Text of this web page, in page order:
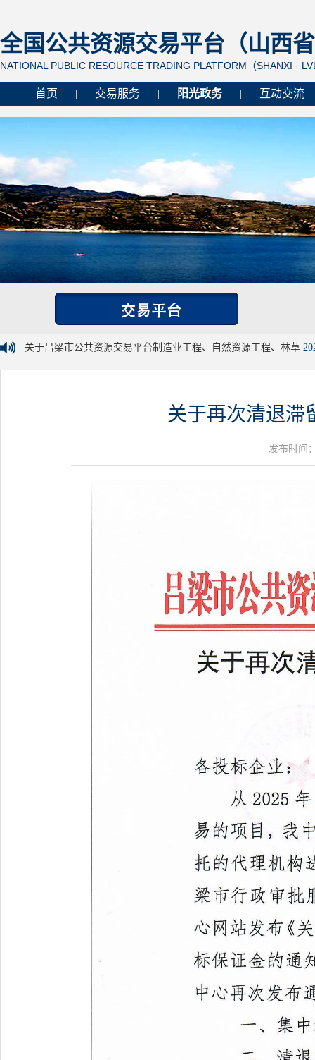
全国公共资源交易平台（山西
NATIONAL PUBLIC RESOURCE TRADING PLATFORM（SHANXI ·
首页 交易服务 阳光政务 互动交流
关于吕梁市公共资源交易平台制造业工程、自然资源工程、林草
关于再次清退滞
发布时间